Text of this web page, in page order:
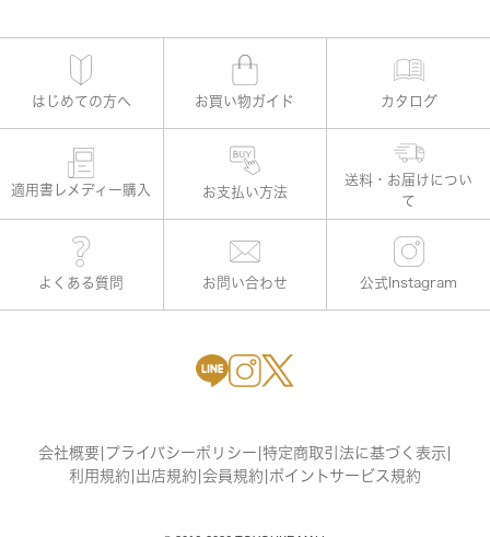
はじめての方へ お買い物ガイド カタログ
適用書レメディー購入 お支払い方法
よくある質問 お問い合わせ 公式Instagram
会社概要 プライバシーポリシー 特定商取引法に基づく表示
利用規約 出店規約 会員規約 ポイントサービス規約